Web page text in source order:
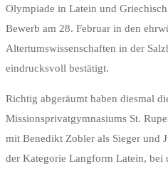
Olympiade in Latein und
Bewerb am 28. Februar in den
Altertumswissenschaften in der
eindrucksvoll bestätigt.
Richtig abgeräumt haben diesmal
Missionsprivatgymnasiums St.
mit Benedikt Zobler als Sieger und
der Kategorie Langform Latein, bei